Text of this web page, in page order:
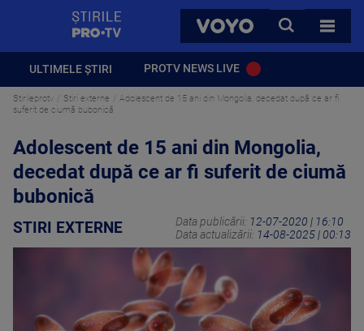
VOYO
CAUTA
TOATE
ULTIMELE ȘTIRI PROTV NEWS LIVE
Stirileprotv Stiri externe
Adolescent de 15 ani din Mongolia, decedat după ce ar fi
suferit de ciumă bubonică
Adolescent de 15 ani din Mongolia,
decedat după ce ar fi suferit de ciumă
bubonică
STIRI EXTERNE Data publicării: 12-07-2020 | 16:10
Data actualizării: 14-08-2025 | 00:13